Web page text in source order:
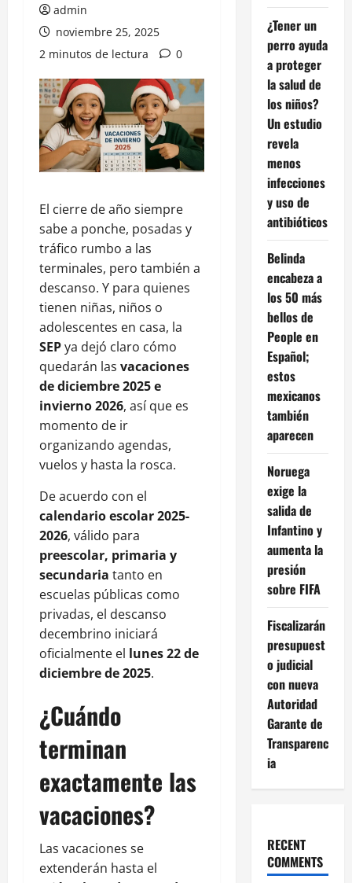
admin
noviembre 25, 2025
2 minutos de lectura
0
El cierre de año siempre
sabe a ponche, posadas y
tráfico rumbo a las
terminales, pero también a
descanso. Y para quienes
tienen niñas, niños o
adolescentes en casa, la
SEPya dejó claro cómo
quedarán las vacaciones
de diciembre 2025 e
invierno 2026, así que es
momento de ir
organizando agendas,
vuelos y hasta la rosca.
De acuerdo con el
calendario escolar 2025-
2026, válido para
preescolar, primaria y
secundaria tanto en
escuelas públicas como
privadas, el descanso
decembrino iniciará
oficialmente el lunes 22 de
diciembre de 2025.
¿Cuándo
terminan
exactamente las
vacaciones?
Las vacaciones se
extenderán hasta el
¿Tener un
perro ayuda
a proteger
la salud de
los niños?
Un estudio
revela
menos
infecciones
y uso de
antibióticos
Belinda
encabeza a
los 50 más
bellos de
People en
Español;
estos
mexicanos
también
aparecen
Noruega
exige la
salida de
Infantino y
aumenta la
presión
sobre FIFA
Fiscalizarán
presupuest
o judicial
con nueva
Autoridad
Garante de
Transparenc
ia
RECENT
COMMENTS